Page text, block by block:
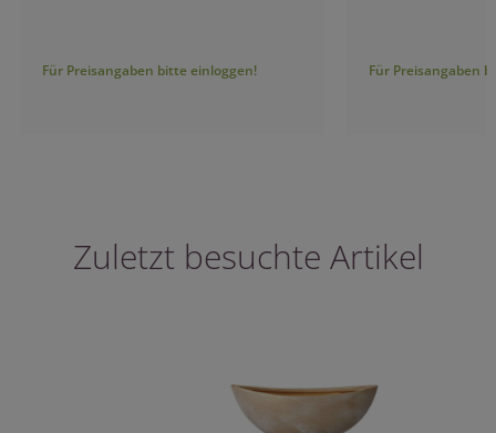
Für Preisangaben bitte einloggen! Für Preisangaben
Zuletzt besuchte Artikel